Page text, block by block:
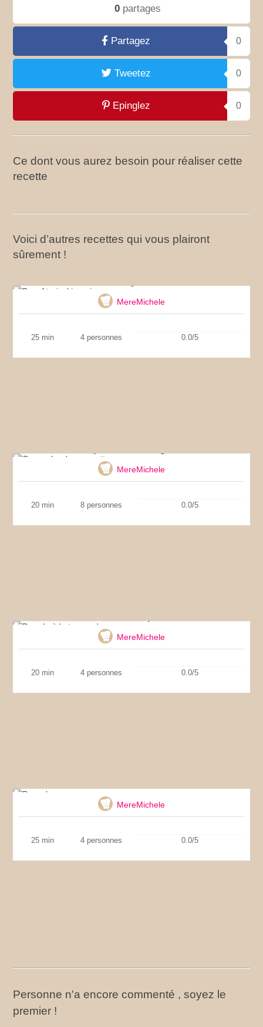
0partages
Partagez 0
Tweetez 0
Epinglez 0
Ce dont vous aurez besoin pour réaliser cette
recette
Voici d’autres recettes qui vous plairont
sûrement !
MereMichele
25 min 4 personnes 0.0/5
MereMichele
20 min 8 personnes 0.0/5
MereMichele
20 min 4 personnes 0.0/5
MereMichele
25 min 4 personnes 0.0/5
Personne n'a encore commenté , soyez le
premier !